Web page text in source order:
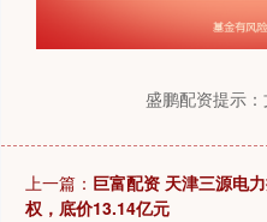
盛鹏配资提示：
上一篇： 巨富配资 天津三源电
权，底价13.14亿元